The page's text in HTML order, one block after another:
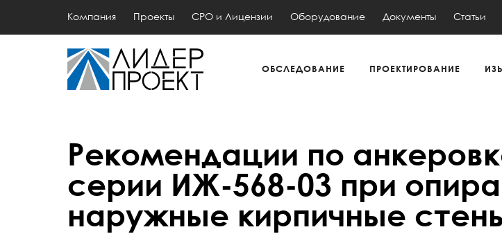
Компания Проекты СРО и Лицензии Оборудование Документы Статьи
ОБСЛЕДОВАНИЕ ПРОЕКТИРОВАНИЕ
Рекомендации по
серии ИЖ-568-03 при
наружные кирпичные